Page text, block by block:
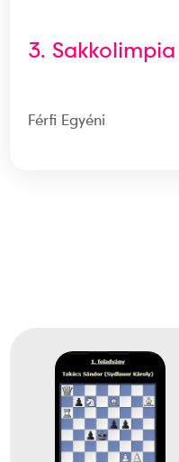
3. Sakkolimpia
Férfi Egyéni